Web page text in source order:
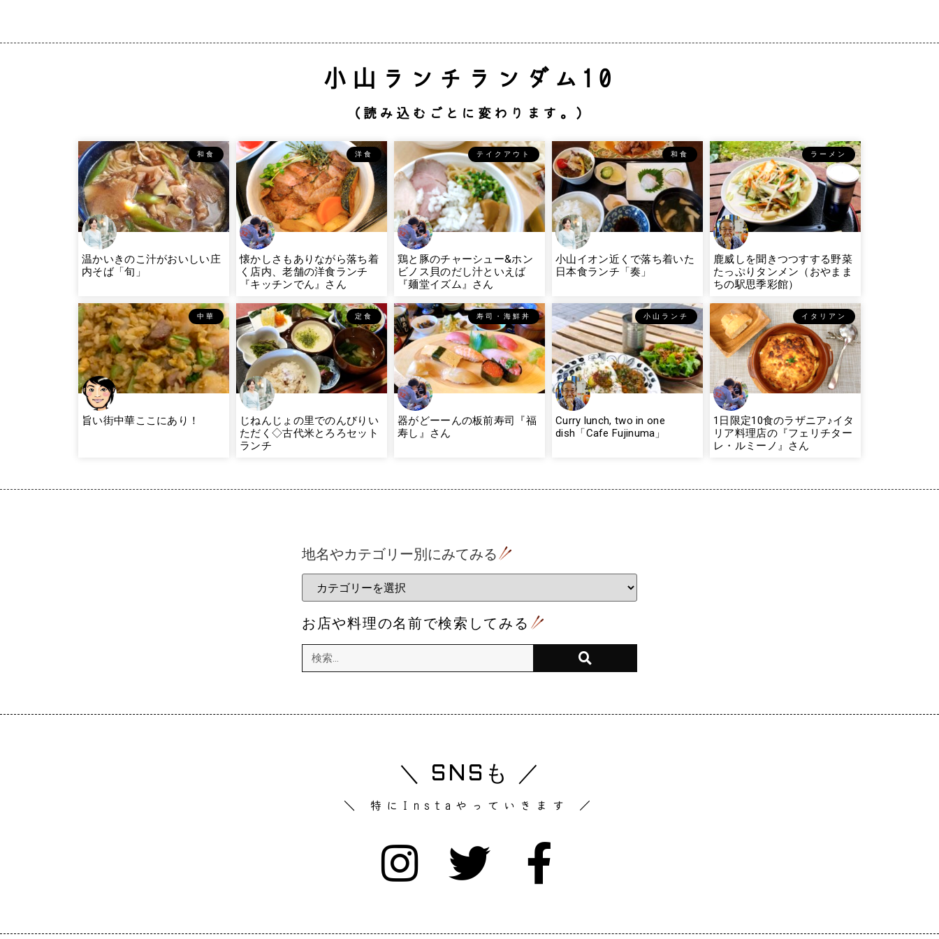
小山ランチランダム10
（読み込むごとに変わります。）
和食
温かいきのこ汁がおいしい庄
内そば「旬」
洋食
懐かしさもありながら落ち着
く店内、老舗の洋食ランチ
『キッチンでん』さん
テイクアウト
鶏と豚のチャーシュー&ホン
ビノス貝のだし汁といえば
『麺堂イズム』さん
和食
小山イオン近くで落ち着いた
日本食ランチ「奏」
ラーメン
鹿威しを聞きつつすする野菜
たっぷりタンメン（おやまま
ちの駅思季彩館）
中華
旨い街中華ここにあり！
定食
じねんじょの里でのんびりい
ただく◇古代米とろろセット
ランチ
寿司・海鮮丼
器がどーーんの板前寿司『福
寿し』さん
小山ランチ
Curry lunch, two in one
dish「Cafe Fujinuma」
イタリアン
1日限定10食のラザニア♪イタ
リア料理店の『フェリチター
レ・ルミーノ』さん
地名やカテゴリー別にみてみる
お店や料理の名前で検索してみる
＼ SNSも ／
＼ 特にInstaやっていきます ／